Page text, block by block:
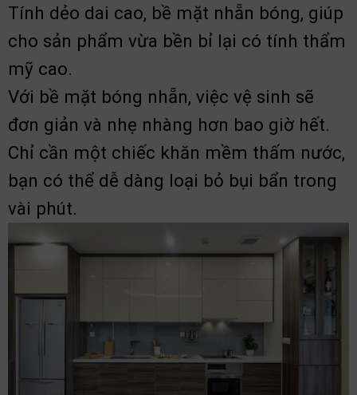
Tính dẻo dai cao, bề mặt nhẵn bóng, giúp
cho sản phẩm vừa bền bỉ lại có tính thẩm
mỹ cao.
Với bề mặt bóng nhẵn, việc vệ sinh sẽ
đơn giản và nhẹ nhàng hơn bao giờ hết.
Chỉ cần một chiếc khăn mềm thấm nước,
bạn có thể dễ dàng loại bỏ bụi bẩn trong
vài phút.